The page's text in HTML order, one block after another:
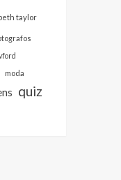
taylor
moda
quiz